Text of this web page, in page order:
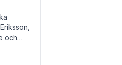
och